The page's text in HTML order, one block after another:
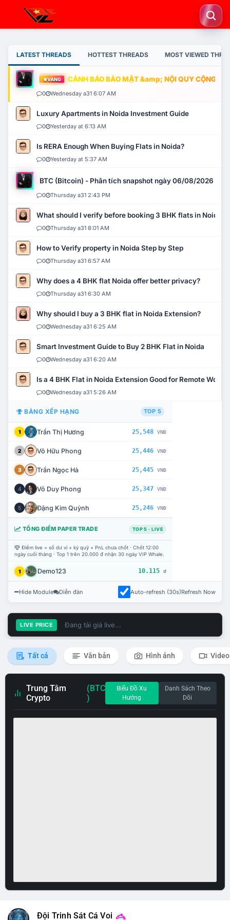
LATEST THREADS HOTTEST THREADS MOST VIEWED
VÀNG CẢNH BÁO BẢO MẬT &amp; NỘI QUY CỘNG
0 Wednesday a31 6:07 AM
Luxury Apartments in Noida Investment Guide
0 Yesterday at 6:13 AM
Is RERA Enough When Buying Flats in Noida?
0 Yesterday at 5:37 AM
BTC (Bitcoin) - Phân tích snapshot ngày 06/08/2026
0 Thursday a31 2:43 PM
What should I verify before booking 3 BHK flats in Noida?
0 Thursday a31 8:01 AM
How to Verify property in Noida Step by Step
0 Thursday a31 6:57 AM
Why does a 4 BHK flat Noida offer better privacy?
0 Thursday a31 6:30 AM
Why should I buy a 3 BHK flat in Noida Extension?
0 Wednesday a31 6:25 AM
Smart Investment Guide to Buy 2 BHK Flat in Noida
0 Wednesday a31 6:20 AM
Is a 4 BHK Flat in Noida Extension Good for Remote Work?
0 Wednesday a31 5:26 AM
BẢNG XẾP HẠNG TOP 5
1 Trần Thị Hương 25,548 VNĐ
2 Võ Hữu Phong 25,446 VNĐ
3 Trần Ngọc Hà 25,445 VNĐ
4 Võ Duy Phong 25,347 VNĐ
5 Đặng Kim Quỳnh 25,246 VNĐ
TỔNG ĐIỂM PAPER TRADE TOP 5 · LIVE
Điểm live = số dư ví + ký quỹ + PnL chưa chốt · Chốt 12:00
ngày cuối tháng · Top 1 trên 20.000 đ nhận 30 ngày VIP Whale.
1 Demo123 10.115 đ
Hide Module Diễn đàn Auto-refresh (30s)Refresh Now
LIVE PRICE Đang tải giá live...
Tất cả Văn bản Hình ảnh Video
Trung Tâm
Crypto
(BTC
)
Biểu Đồ Xu
Hướng
Danh Sách Theo
Dõi
Đội Trinh Sát Cá Voi